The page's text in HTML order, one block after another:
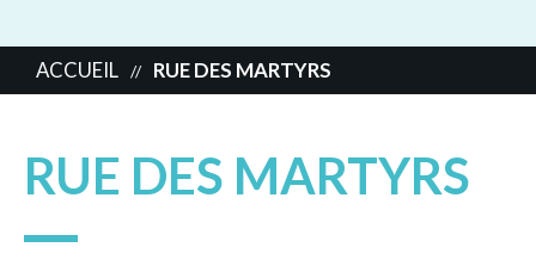
ACCUEIL // RUE DES MARTYRS
RUE DES MARTYRS